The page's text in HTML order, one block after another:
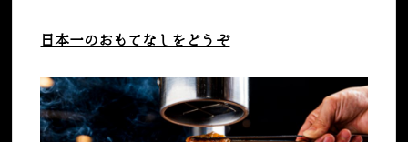
日本一のおもてなしをどうぞ